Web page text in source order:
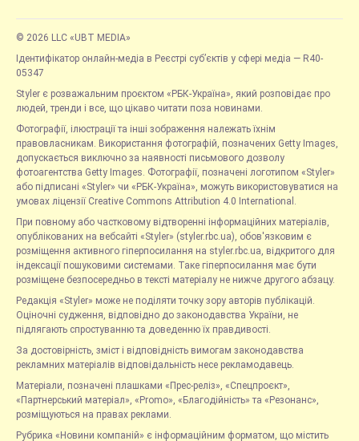
© 2026 LLC «UBT MEDIA»
Ідентифікатор онлайн-медіа в Реєстрі суб’єктів у сфері медіа — R40-
05347
Styler є розважальним проєктом «РБК-Україна», який розповідає про
людей, тренди і все, що цікаво читати поза новинами.
Фотографії, ілюстрації та інші зображення належать їхнім
правовласникам. Використання фотографій, позначених Getty Images,
допускається виключно за наявності письмового дозволу
фотоагентства Getty Images. Фотографії, позначені логотипом «Styler»
або підписані «Styler» чи «РБК-Україна», можуть використовуватися на
умовах ліцензії Creative Commons Attribution 4.0 International.
При повному або частковому відтворенні інформаційних матеріалів,
опублікованих на вебсайті «Styler» (styler.rbc.ua), обов'язковим є
розміщення активного гіперпосилання на styler.rbc.ua, відкритого для
індексації пошуковими системами. Таке гіперпосилання має бути
розміщене безпосередньо в тексті матеріалу не нижче другого абзацу.
Редакція «Styler» може не поділяти точку зору авторів публікацій.
Оціночні судження, відповідно до законодавства України, не
підлягають спростуванню та доведенню їх правдивості.
За достовірність, зміст і відповідність вимогам законодавства
рекламних матеріалів відповідальність несе рекламодавець.
Матеріали, позначені плашками «Прес-реліз», «Спецпроєкт»,
«Партнерський матеріал», «Promo», «Благодійність» та «Резонанс»,
розміщуються на правах реклами.
Рубрика «Новини компаній» є інформаційним форматом, що містить